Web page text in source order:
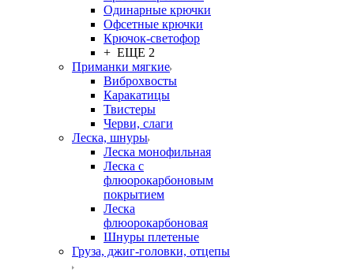
Одинарные крючки
Офсетные крючки
Крючок-светофор
+ ЕЩЕ 2
Приманки мягкие
Виброхвосты
Каракатицы
Твистеры
Черви, слаги
Леска, шнуры
Леска монофильная
Леска с
флюорокарбоновым
покрытием
Леска
флюорокарбоновая
Шнуры плетеные
Груза, джиг-головки, отцепы